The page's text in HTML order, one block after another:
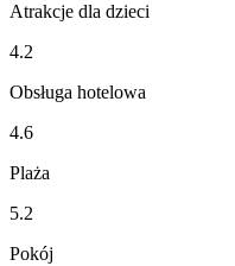
Atrakcje dla dzieci
4.2
Obsługa hotelowa
4.6
Plaża
5.2
Pokój